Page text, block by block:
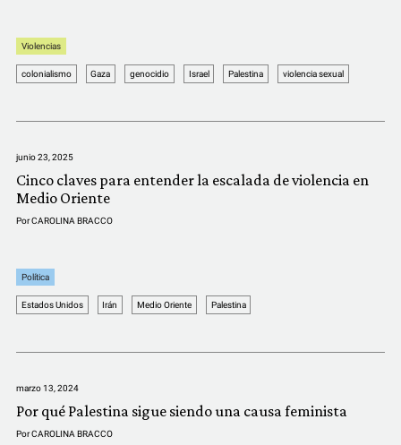
Violencias
colonialismo Gaza genocidio Israel Palestina violencia sexual
junio 23, 2025
Cinco claves para entender la escalada de violencia en
Medio Oriente
PorCAROLINA BRACCO
Política
Estados Unidos Irán Medio Oriente Palestina
marzo 13, 2024
Por qué Palestina sigue siendo una causa feminista
PorCAROLINA BRACCO